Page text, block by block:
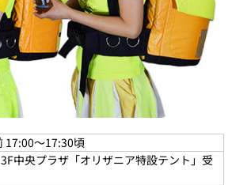
17:00～17:30頃
中央プラザ「オリザニア特設テント」受